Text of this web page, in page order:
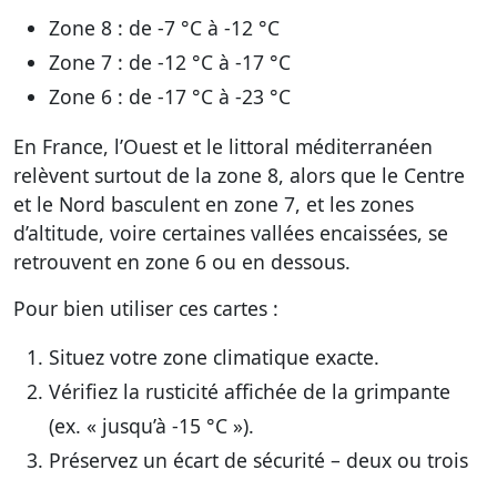
Zone 8 : de -7 °C à -12 °C
Zone 7 : de -12 °C à -17 °C
Zone 6 : de -17 °C à -23 °C
En France, l’Ouest et le littoral méditerranéen
relèvent surtout de la zone 8, alors que le Centre
et le Nord basculent en zone 7, et les zones
d’altitude, voire certaines vallées encaissées, se
retrouvent en zone 6 ou en dessous.
Pour bien utiliser ces cartes :
Situez votre zone climatique exacte.
Vérifiez la rusticité affichée de la grimpante
(ex. « jusqu’à -15 °C »).
Préservez un écart de sécurité – deux ou trois